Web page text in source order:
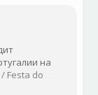
на
Festa do